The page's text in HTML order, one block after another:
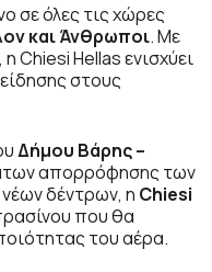
σε όλες τις χώρες
και Άνθρωποι. Με
, η Chiesi Hellas ενισχύει
στους
Δήμου Βάρης –
απορρόφησης των
δέντρων, η Chiesi
που θα
του αέρα.